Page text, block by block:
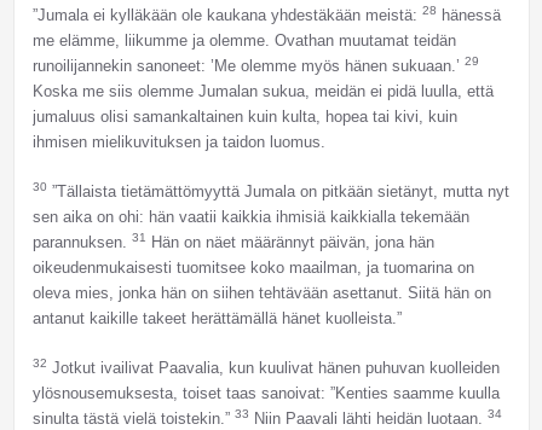
”Jumala ei kylläkään ole kaukana yhdestäkään meistä: 28
hänessä
me elämme, liikumme ja olemme. Ovathan muutamat teidän
runoilijannekin sanoneet: ’Me olemme myös hänen sukuaan.’ 29
Koska me siis olemme Jumalan sukua, meidän ei pidä luulla, että
jumaluus olisi samankaltainen kuin kulta, hopea tai kivi, kuin
ihmisen mielikuvituksen ja taidon luomus.
30 ”Tällaista tietämättömyyttä Jumala on pitkään sietänyt, mutta nyt
sen aika on ohi: hän vaatii kaikkia ihmisiä kaikkialla tekemään
parannuksen. 31
Hän on näet määrännyt päivän, jona hän
oikeudenmukaisesti tuomitsee koko maailman, ja tuomarina on
oleva mies, jonka hän on siihen tehtävään asettanut. Siitä hän on
antanut kaikille takeet herättämällä hänet kuolleista.”
32 Jotkut ivailivat Paavalia, kun kuulivat hänen puhuvan kuolleiden
ylösnousemuksesta, toiset taas sanoivat: ”Kenties saamme kuulla
sinulta tästä vielä toistekin.” 33 Niin Paavali lähti heidän luotaan. 34